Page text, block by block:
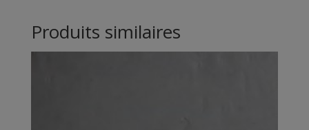
Produits similaires